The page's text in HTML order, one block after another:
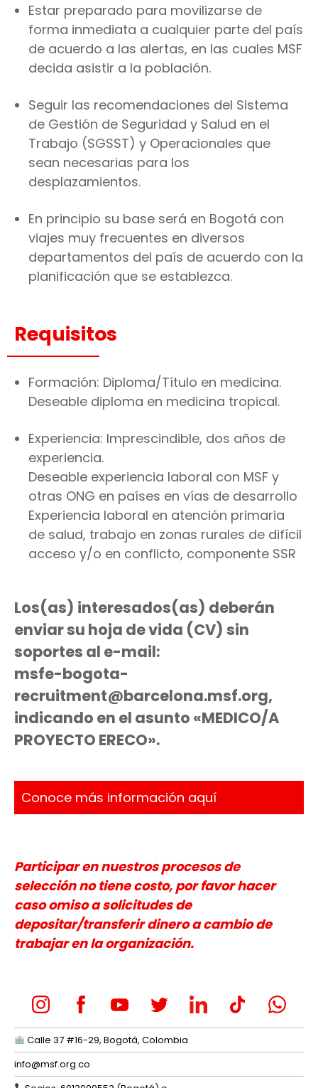
Estar preparado para movilizarse de
forma inmediata a cualquier parte del país
de acuerdo a las alertas, en las cuales MSF
decida asistir a la población.
Seguir las recomendaciones del Sistema
de Gestión de Seguridad y Salud en el
Trabajo (SGSST) y Operacionales que
sean necesarias para los
desplazamientos.
En principio su base será en Bogotá con
viajes muy frecuentes en diversos
departamentos del país de acuerdo con la
planificación que se establezca.
Requisitos
Formación: Diploma/Título en medicina.
Deseable diploma en medicina tropical.
Experiencia: Imprescindible, dos años de
experiencia.
Deseable experiencia laboral con MSF y
otras ONG en países en vías de desarrollo
Experiencia laboral en atención primaria
de salud, trabajo en zonas rurales de difícil
acceso y/o en conflicto, componente SSR
Los(as) interesados(as) deberán
enviar su hoja de vida (CV) sin
soportes al e-mail:
msfe-bogota-
recruitment@barcelona.msf.org,
indicando en el asunto «MEDICO/A
PROYECTO ERECO».
Conoce más información aquí
Participar en nuestros procesos de
selección no tiene costo, por favor hacer
caso omiso a solicitudes de
depositar/transferir dinero a cambio de
trabajar en la organización.
Calle 37 #16-29, Bogotá, Colombia
info@msf.org.co